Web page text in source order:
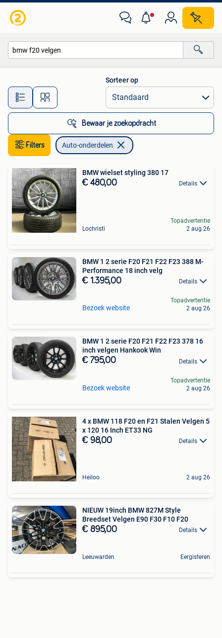
Alle afstanden…
Sorteer op
Bewaar je zoekopdracht
Filters Auto-onderdelen
BMW wielset styling 380 17
€ 480,00 Details
Lochristi
Topadvertentie
2 aug 26
BMW 1 2 serie F20 F21 F22 F23 388 M-
Performance 18 inch velg
€ 1.395,00 Details
Bezoek website
Topadvertentie
2 aug 26
BMW 1 2 serie F20 F21 F22 F23 378 16
inch velgen Hankook Win
€ 795,00 Details
Bezoek website
Topadvertentie
2 aug 26
4 x BMW 118 F20 en F21 Stalen Velgen 5
x 120 16 Inch ET33 NG
€ 98,00 Details
Heiloo 2 aug 26
NIEUW 19inch BMW 827M Style
Breedset Velgen E90 F30 F10 F20
€ 895,00 Details
Leeuwarden Eergisteren